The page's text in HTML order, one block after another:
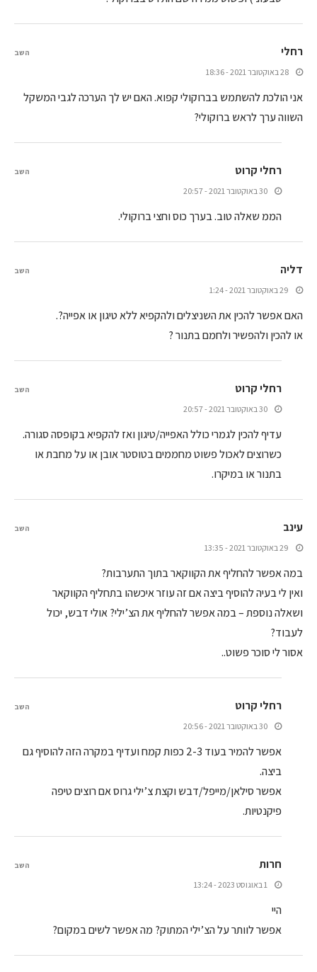
רחלי
28 באוקטובר 2021 - 18:36
אני הולכת להשתמש בברוקולי קפוא. האם יש לך הערכה לגבי המשקל
השווה ערך לראש ברוקולי?
השב
רחלי קרוט
30 באוקטובר 2021 - 20:57
הממ שאלה טוב. בערך כוס וחצי ברוקולי.
השב
דליה
29 באוקטובר 2021 - 1:24
האם אפשר להכין את השניצלים ולהקפיא ללא טיגון או אפייה?.
או להכין ולהפשיר ולחמם בתנור ?
השב
רחלי קרוט
30 באוקטובר 2021 - 20:57
עדיף להכין לגמרי כולל האפייה/טיגון ואז להקפיא בקופסה סגורה.
כשרוצים לאכול פשוט מחממים בטוסטר אובן או על מחבת או
בתנור או במיקרו.
השב
עינב
29 באוקטובר 2021 - 13:35
במה אפשר להחליף את הקווקאר בתוך התערבות?
ואין לי בעיה להוסיף ביצה אם זה עוזר איכשהו בתחליף הקווקאר
ושאלה נוספת – במה אפשר להחליף את הצ’ילי? אולי דבש, יכול
לעבוד?
אסור לי סוכר פשוט..
השב
רחלי קרוט
30 באוקטובר 2021 - 20:56
אפשר להמיר בעוד 2-3 כפות קמח ועדיף במקרה הזה להוסיף גם
ביצה.
אפשר סילאן/מייפל/דבש וקצת צ’ילי גרוס אם רוצים טיפה
פיקנטיות.
השב
חרות
1 באוגוסט 2023 - 13:24
היי
אפשר לוותר על הצ’ילי המתוק? מה אפשר לשים במקום?
השב